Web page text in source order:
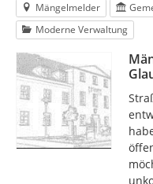
Mängelmelder
Moderne Verwaltung